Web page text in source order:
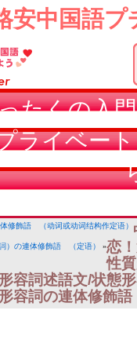
安中国語
たくの入
ライベー
修飾語 （动词或动词结构作定语）
）の連体修飾語 （定语） »恋
性
容詞述語文/状態
容詞の連体修飾語